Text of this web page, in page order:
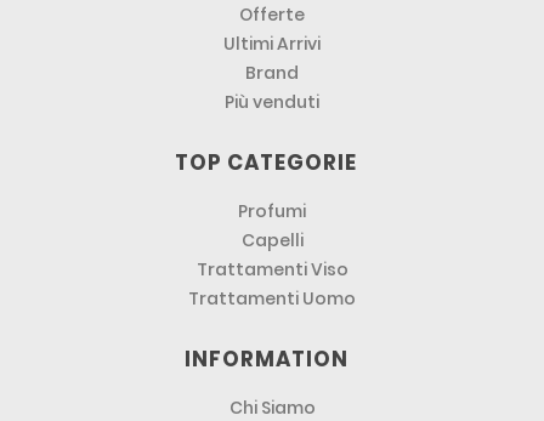
Offerte
Ultimi Arrivi
Brand
Più venduti
TOP CATEGORIE
Profumi
Capelli
Trattamenti Viso
Trattamenti Uomo
INFORMATION
Chi Siamo